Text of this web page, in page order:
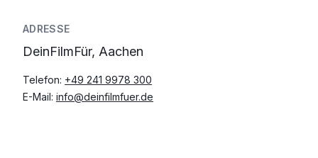
ADRESSE
DeinFilmFür, Aachen
Telefon: +49 241 9978 300
E-Mail: info@deinfilmfuer.de